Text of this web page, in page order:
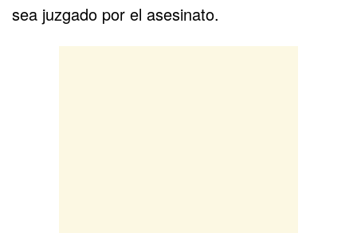
sea juzgado por el asesinato.